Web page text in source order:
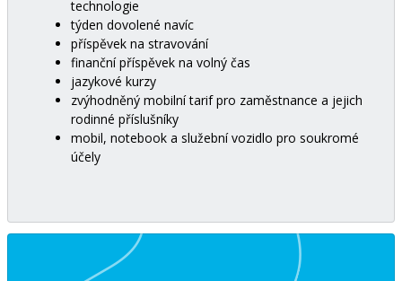
technologie
týden dovolené navíc
příspěvek na stravování
finanční příspěvek na volný čas
jazykové kurzy
zvýhodněný mobilní tarif pro zaměstnance a jejich
rodinné příslušníky
mobil, notebook a služební vozidlo pro soukromé
účely